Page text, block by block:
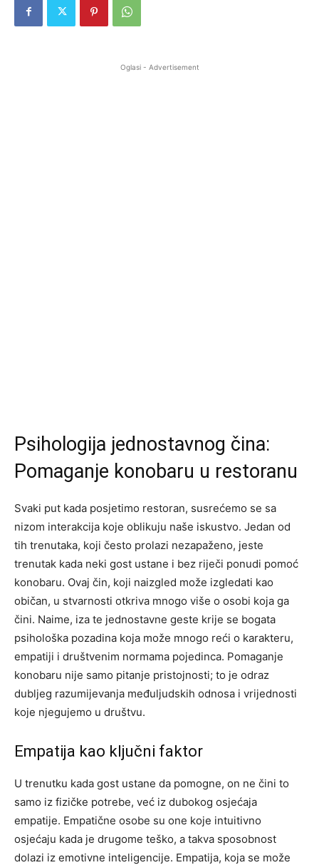
Oglasi - Advertisement
Psihologija jednostavnog čina:
Pomaganje konobaru u restoranu
Svaki put kada posjetimo restoran, susrećemo se sa
nizom interakcija koje oblikuju naše iskustvo. Jedan od
tih trenutaka, koji često prolazi nezapaženo, jeste
trenutak kada neki gost ustane i bez riječi ponudi pomoć
konobaru. Ovaj čin, koji naizgled može izgledati kao
običan, u stvarnosti otkriva mnogo više o osobi koja ga
čini. Naime, iza te jednostavne geste krije se bogata
psihološka pozadina koja može mnogo reći o karakteru,
empatiji i društvenim normama pojedinca. Pomaganje
konobaru nije samo pitanje pristojnosti; to je odraz
dubljeg razumijevanja međuljudskih odnosa i vrijednosti
koje njegujemo u društvu.
Empatija kao ključni faktor
U trenutku kada gost ustane da pomogne, on ne čini to
samo iz fizičke potrebe, već iz dubokog osjećaja
empatije. Empatične osobe su one koje intuitivno
osjećaju kada je drugome teško, a takva sposobnost
dolazi iz emotivne inteligencije. Empatija, koja se može